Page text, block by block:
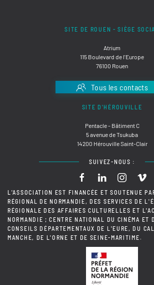
SITE DE ROUEN - SIÈGE
Atrium
115 Boulevard de l'Europe
76100 Rouen
Tous les contacts
SITE D'HÉROUVILLE
Pentacle - Bâtiment C
5 avenue de Tsukuba
14200 Hérouville Saint-Clair
SUIVEZ-NOUS :
L'ASSOCIATION EST FINANCÉE ET SOUTENUE
RÉGIONAL DE NORMANDIE, DES SERVICES DE
RÉGIONALE DES AFFAIRES CULTURELLES ET
NORMANDIE ; CENTRE NATIONAL DU CINÉMA ET
CONSEILS DÉPARTEMENTAUX DE L'EURE, DU
MANCHE, DE L'ORNE ET DE SEINE-MARITIME.